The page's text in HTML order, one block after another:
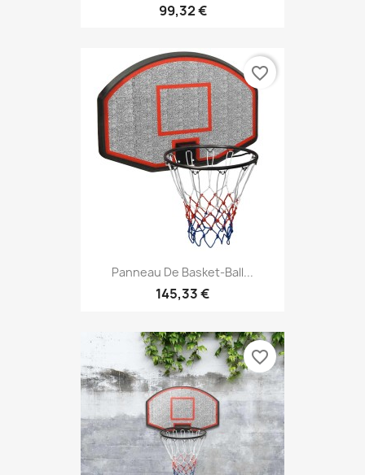
99,32 €
Panneau De Basket-Ball...
145,33 €
favorite_border
favorite_border